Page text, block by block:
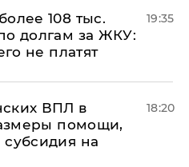
108 тыс.
долгам за ЖКУ:
не платят
19:35
ВПЛ в
помощи,
на
18:20